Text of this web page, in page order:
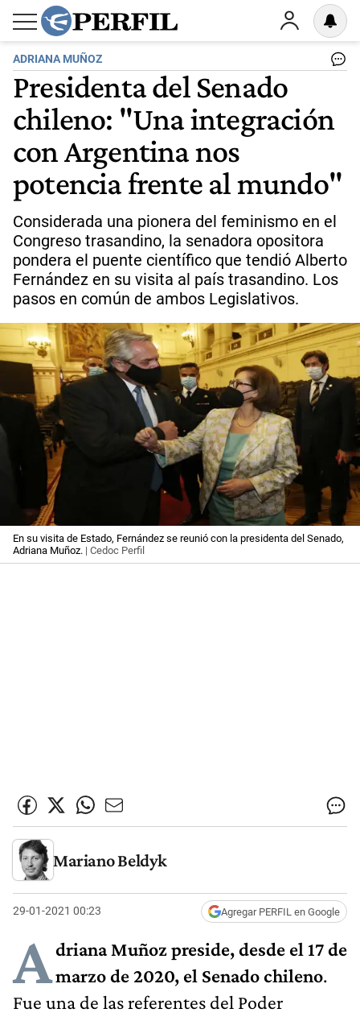
ADRIANA MUÑOZ
Presidenta del Senado
chileno: "Una integración
con Argentina nos
potencia frente al mundo"
Considerada una pionera del feminismo en el
Congreso trasandino, la senadora opositora
pondera el puente científico que tendió Alberto
Fernández en su visita al país trasandino. Los
pasos en común de ambos Legislativos.
En su visita de Estado, Fernández se reunió con la presidenta del Senado,
Adriana Muñoz. | Cedoc Perfil
Mariano Beldyk
29-01-2021 00:23 Agregar PERFIL en Google
Adriana Muñoz preside, desde el 17 de
marzo de 2020, el Senado chileno.
Fue una de las referentes del Poder